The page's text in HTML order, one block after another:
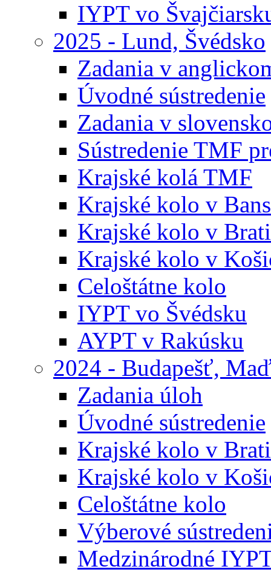
IYPT vo
2025 - Lund, Švédsko
Zadania v
Úvodné sústredenie
Zadania v
Sústredenie TMF
Krajské kolá TMF
Krajské kolo v
Krajské kolo v
Krajské kolo v
Celoštátne kolo
IYPT vo Švédsku
AYPT v Rakúsku
2024 - Budapešť,
Zadania úloh
Úvodné sústredenie
Krajské kolo v
Krajské kolo v
Celoštátne kolo
Výberové
Medzinárodné